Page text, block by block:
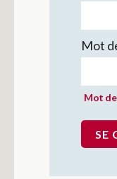
Mot
Mot de